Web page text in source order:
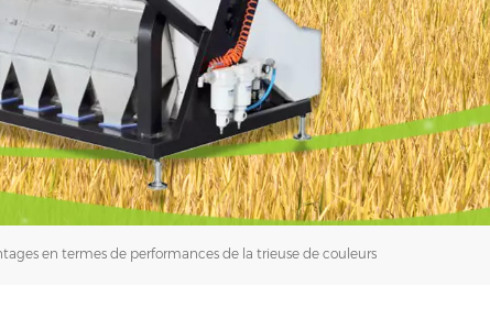
فارسی
עברית
en termes de performances de la trieuse de couleurs